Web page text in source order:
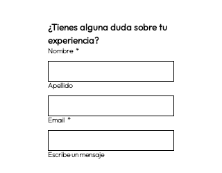
¿Tienes alguna duda sobre tu
experiencia?
Nombre *
Apellido
Email *
Escribe un mensaje